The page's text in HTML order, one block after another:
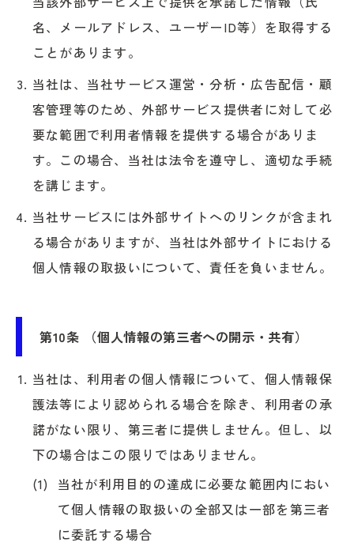
名、メールアドレス、ユーザーID等）を取得する
ことがあります。
当社は、当社サービス運営・分析・広告配信・顧
客管理等のため、外部サービス提供者に対して必
要な範囲で利用者情報を提供する場合がありま
す。この場合、当社は法令を遵守し、適切な手続
を講じます。
当社サービスには外部サイトへのリンクが含まれ
る場合がありますが、当社は外部サイトにおける
個人情報の取扱いについて、責任を負いません。
第10条 （個人情報の第三者への開示・共有）
当社は、利用者の個人情報について、個人情報保
護法等により認められる場合を除き、利用者の承
諾がない限り、第三者に提供しません。但し、以
下の場合はこの限りではありません。
当社が利用目的の達成に必要な範囲内におい
て個人情報の取扱いの全部又は一部を第三者
に委託する場合